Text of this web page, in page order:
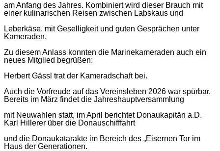
am Anfang des Jahres. Kombiniert wird dieser Brauch mit
einer kulinarischen Reisen zwischen Labskaus und
Leberkäse, mit Geselligkeit und guten Gesprächen unter
Kameraden.
Zu diesem Anlass konnten die Marinekameraden auch ein
neues Mitglied begrüßen:
Herbert Gässl trat der Kameradschaft bei.
Auch die Vorfreude auf das Vereinsleben 2026 war spürbar.
Bereits im März findet die Jahreshauptversammlung
mit Neuwahlen statt, im April berichtet Donaukapitän a.D.
Karl Hillerer über die Donauschifffahrt
und die Donaukatarakte im Bereich des „Eisernen Tor im
Haus der Generationen.